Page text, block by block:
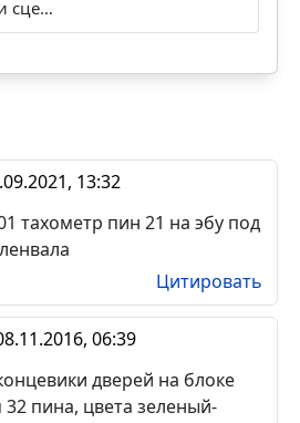
сце…
13:32
тахометр пин 21 на эбу под
Цитировать
06:39
дверей на блоке
пина, цвета зеленый-